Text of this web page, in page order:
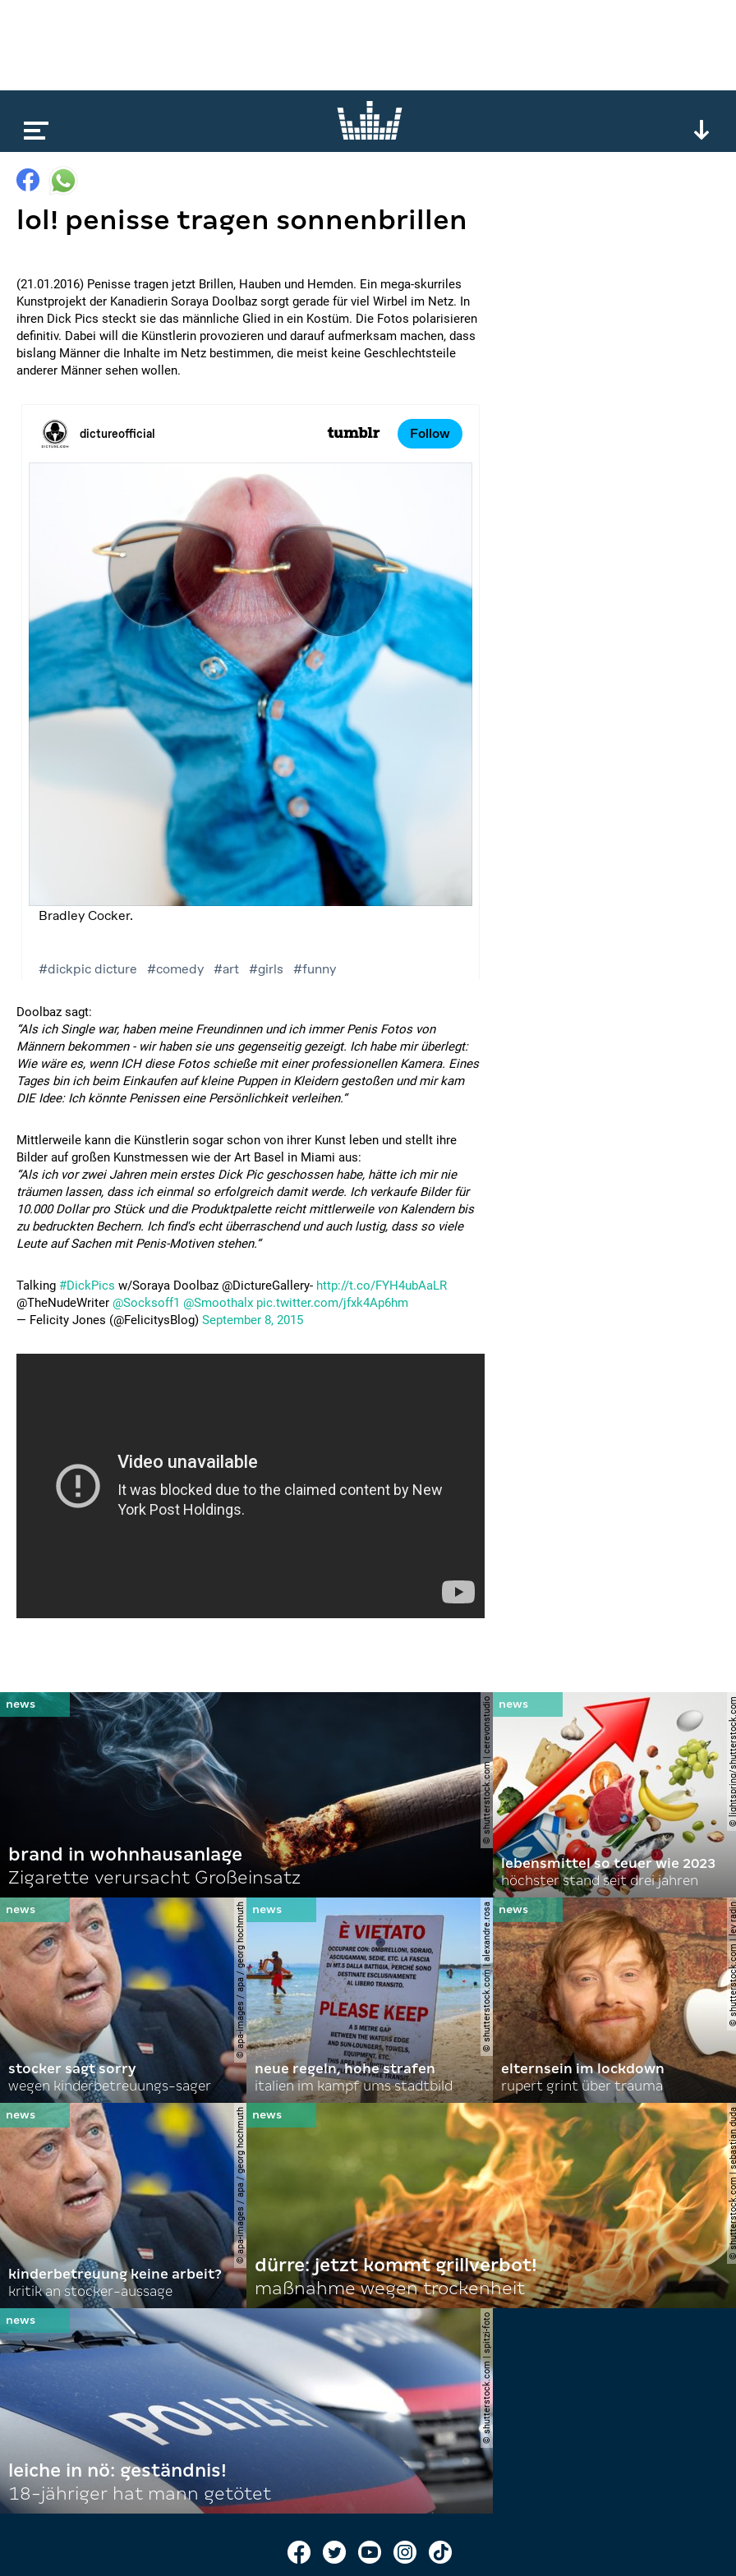
lol! penisse tragen sonnenbrillen
(21.01.2016) Penisse tragen jetzt Brillen, Hauben und Hemden. Ein mega-skurriles
Kunstprojekt der Kanadierin Soraya Doolbaz sorgt gerade für viel Wirbel im Netz. In
ihren Dick Pics steckt sie das männliche Glied in ein Kostüm. Die Fotos polarisieren
definitiv. Dabei will die Künstlerin provozieren und darauf aufmerksam machen, dass
bislang Männer die Inhalte im Netz bestimmen, die meist keine Geschlechtsteile
anderer Männer sehen wollen.
Doolbaz sagt:
“Als ich Single war, haben meine Freundinnen und ich immer Penis Fotos von
Männern bekommen - wir haben sie uns gegenseitig gezeigt. Ich habe mir überlegt:
Wie wäre es, wenn ICH diese Fotos schieße mit einer professionellen Kamera. Eines
Tages bin ich beim Einkaufen auf kleine Puppen in Kleidern gestoßen und mir kam
DIE Idee: Ich könnte Penissen eine Persönlichkeit verleihen.“
Mittlerweile kann die Künstlerin sogar schon von ihrer Kunst leben und stellt ihre
Bilder auf großen Kunstmessen wie der Art Basel in Miami aus:
“Als ich vor zwei Jahren mein erstes Dick Pic geschossen habe, hätte ich mir nie
träumen lassen, dass ich einmal so erfolgreich damit werde. Ich verkaufe Bilder für
10.000 Dollar pro Stück und die Produktpalette reicht mittlerweile von Kalendern bis
zu bedruckten Bechern. Ich find's echt überraschend und auch lustig, dass so viele
Leute auf Sachen mit Penis-Motiven stehen.“
Talking #DickPics w/Soraya Doolbaz @DictureGallery- http://t.co/FYH4ubAaLR
@TheNudeWriter @Socksoff1 @Smoothalx pic.twitter.com/jfxk4Ap6hm
— Felicity Jones (@FelicitysBlog) September 8, 2015
© shutterstock.com | cerevonstudio
brand in wohnhausanlage
Zigarette verursacht Großeinsatz
© lightspring/
lebensmittel so teuer wie 2023
höchster stand seit drei jahren
© apa-images / apa / georg hochmuth
stocker sagt sorry
wegen kinderbetreuungs-sager
© shutterstock.com | alexandre.rosa
neue regeln, hohe strafen
italien im kampf ums stadtbild
©
elternsein im lockdown
rupert grint über trauma
© apa-images / apa / georg hochmuth
kinderbetreuung keine arbeit?
kritik an stocker-aussage
©
dürre: jetzt kommt grillverbot!
maßnahme wegen trockenheit
© shutterstock.com | spitzi-foto
leiche in nö: geständnis!
18-jähriger hat mann getötet